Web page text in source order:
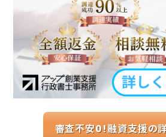
審査不安0!融資支援の